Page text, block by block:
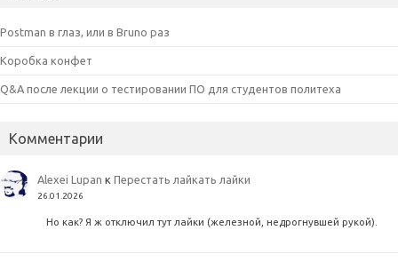
Postman в глаз, или в Bruno раз
Коробка конфет
Q&A после лекции о тестировании ПО для студентов политеха
Комментарии
Alexei Lupan кПерестать лайкать лайки
26.01.2026
Но как? Я ж отключил тут лайки (железной, недрогнувшей рукой).